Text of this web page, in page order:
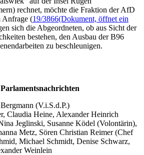
rechnet, möchte die Fraktion der AfD
Anfrage (19/3866(Dokument, öffnet ein
sich die Abgeordneten, ob aus Sicht der
bestehen, den Ausbau der B96
zu beschleunigen.
(V.i.S.d.P.)
Claudia Heine, Alexander Heinrich
Jeglinski, Susanne Ködel (Volontärin),
Metz, Sören Christian Reimer (Chef
Michael Schmidt, Denise Schwarz,
Weinlein